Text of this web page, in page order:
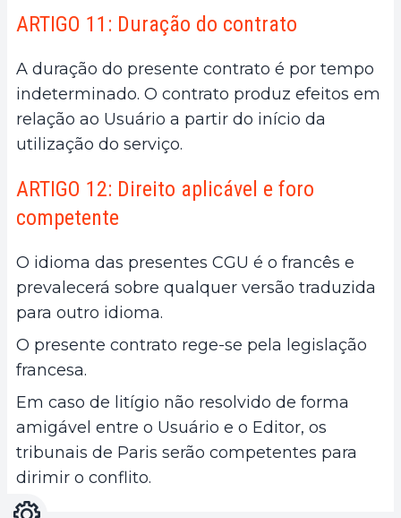
ARTIGO 11: Duração do contrato
A duração do presente contrato é por tempo
indeterminado. O contrato produz efeitos em
relação ao Usuário a partir do início da
utilização do serviço.
ARTIGO 12: Direito aplicável e foro
competente
O idioma das presentes CGU é o francês e
prevalecerá sobre qualquer versão traduzida
para outro idioma.
O presente contrato rege-se pela legislação
francesa.
Em caso de litígio não resolvido de forma
amigável entre o Usuário e o Editor, os
tribunais de Paris serão competentes para
dirimir o conflito.
Configurações